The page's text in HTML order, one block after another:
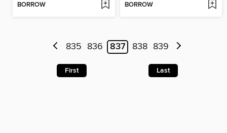
BORROW BORROW
835 836 837 838 839
First Last